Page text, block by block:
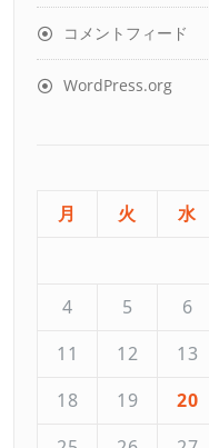
コメントフィード
WordPress.org
月 火 水
4
5 6
11
12 13
18
19 20